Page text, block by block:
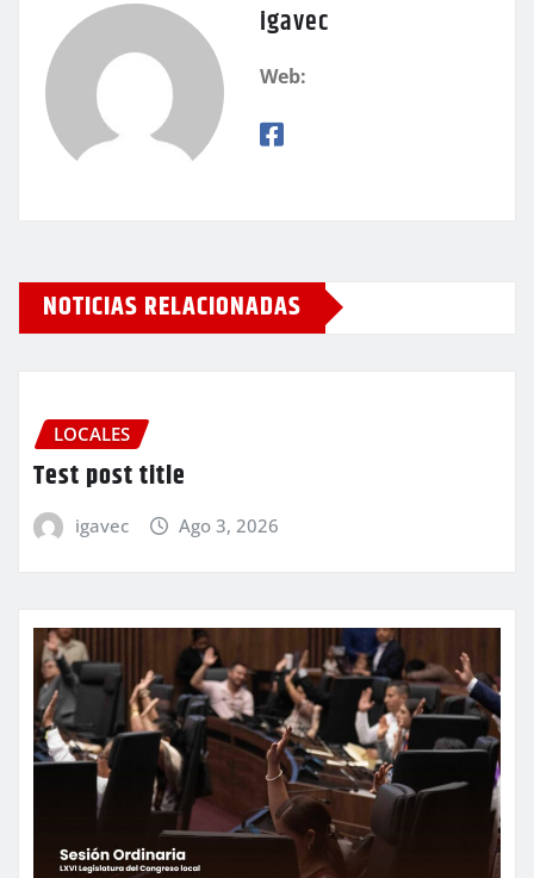
igavec
Web:
NOTICIAS RELACIONADAS
LOCALES
Test post title
igavec Ago 3, 2026